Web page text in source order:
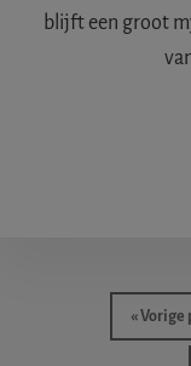
blijft een groot
«Ga
naar
Vorige